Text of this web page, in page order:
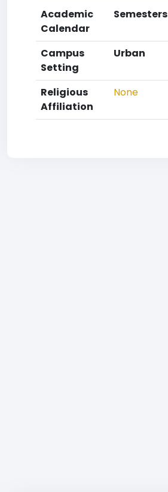
Academic
Calendar
Semesters
Campus
Setting
Urban
Religious
Affiliation
None